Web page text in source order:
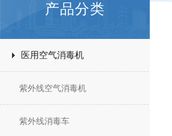
产品分类
医用空气消毒机
紫外线空气消毒机
紫外线消毒车